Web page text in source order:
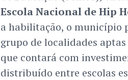
Escola Nacional de Hip
a habilitação, o município
grupo de localidades
que contará com
distribuído entre escolas